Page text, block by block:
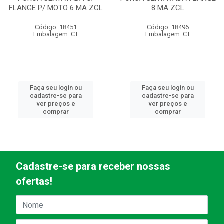
FLANGE P/ MOTO 6 MA ZCL
Código: 18451
Embalagem: CT
Faça seu login ou
cadastre-se para
ver preços e
comprar
8 MA ZCL
Código: 18496
Embalagem: CT
Faça seu login ou
cadastre-se para
ver preços e
comprar
Cadastre-se para receber nossas
ofertas!